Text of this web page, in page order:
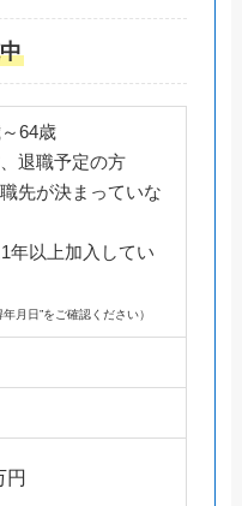
64歳
退職予定の方
先が決まっていな
年以上加入してい
年月日”をご確認ください）
円